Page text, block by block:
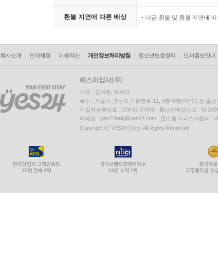
환불 지연에 따른 배상 대금 환불 및 환불 지연에
회사소개 인재채용 이용약관 개인정보처리방침 청소년보호정책 도서홍보안내
대표 : 김석환, 최세라
주소 : 서울시 영등포구 은행로 11, 5층~6층(여의도동,일신
사업자등록번호 : 229-81-37000 통신판매업신고 : 제
이메일 : yes24help@yes24.com 호스팅 서비스사업자 :
Copyright ⓒ YES24 Corp. All Rights Reserved.